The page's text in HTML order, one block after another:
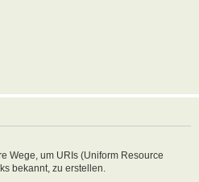
Wege, um URIs (Uniform Resource
bekannt, zu erstellen.